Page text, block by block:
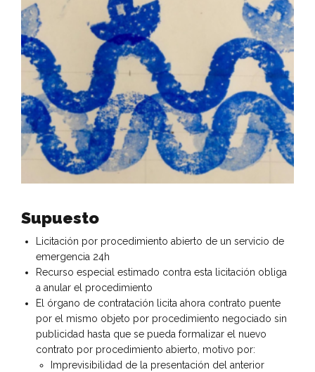
Supuesto
Licitación por procedimiento abierto de un servicio de
emergencia 24h
Recurso especial estimado contra esta licitación obliga
a anular el procedimiento
El órgano de contratación licita ahora contrato puente
por el mismo objeto por procedimiento negociado sin
publicidad hasta que se pueda formalizar el nuevo
contrato por procedimiento abierto, motivo por:
Imprevisibilidad de la presentación del anterior